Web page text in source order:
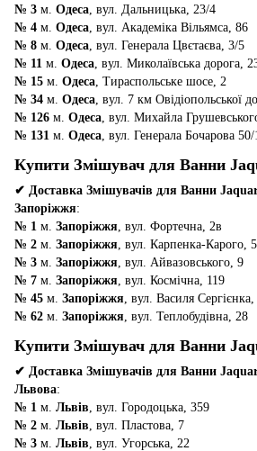
№ 3 м. Одеса, вул. Дальницька, 23/4
№ 4 м. Одеса, вул. Академіка Вільямса, 86
№ 8 м. Одеса, вул. Генерала Цвєтаєва, 3/5
№ 11 м. Одеса, вул. Миколаївська дорога,
№ 15 м. Одеса, Тираспольське шосе, 2
№ 34 м. Одеса, вул. 7 км Овідіопольської
№ 126 м. Одеса, вул. Михайла
№ 131 м. Одеса, вул. Генерала Бочарова 50/
Купити Змішувач для Ванни
✔ Доставка Змішувачів для Ванни
Запоріжжя:
№ 1 м. Запоріжжя , вул. Фортечна, 2в
№ 2 м. Запоріжжя , вул. Карпенка-Карого,
№ 3 м. Запоріжжя , вул. Айвазовського, 9
№ 7 м. Запоріжжя , вул. Космічна, 119
№ 45 м. Запоріжжя , вул. Василя
№ 62 м. Запоріжжя , вул. Теплобудівна, 28
Купити Змішувач для Ванни
✔ Доставка Змішувачів для Ванни
Львова:
№ 1 м. Львів , вул. Городоцька, 359
№ 2 м. Львів , вул. Пластова, 7
№ 3 м. Львів , вул. Угорська, 22